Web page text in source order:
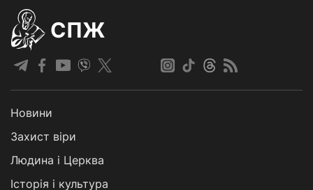
СПЖ
Новини
Захист віри
Людина і Церква
Історія і культура